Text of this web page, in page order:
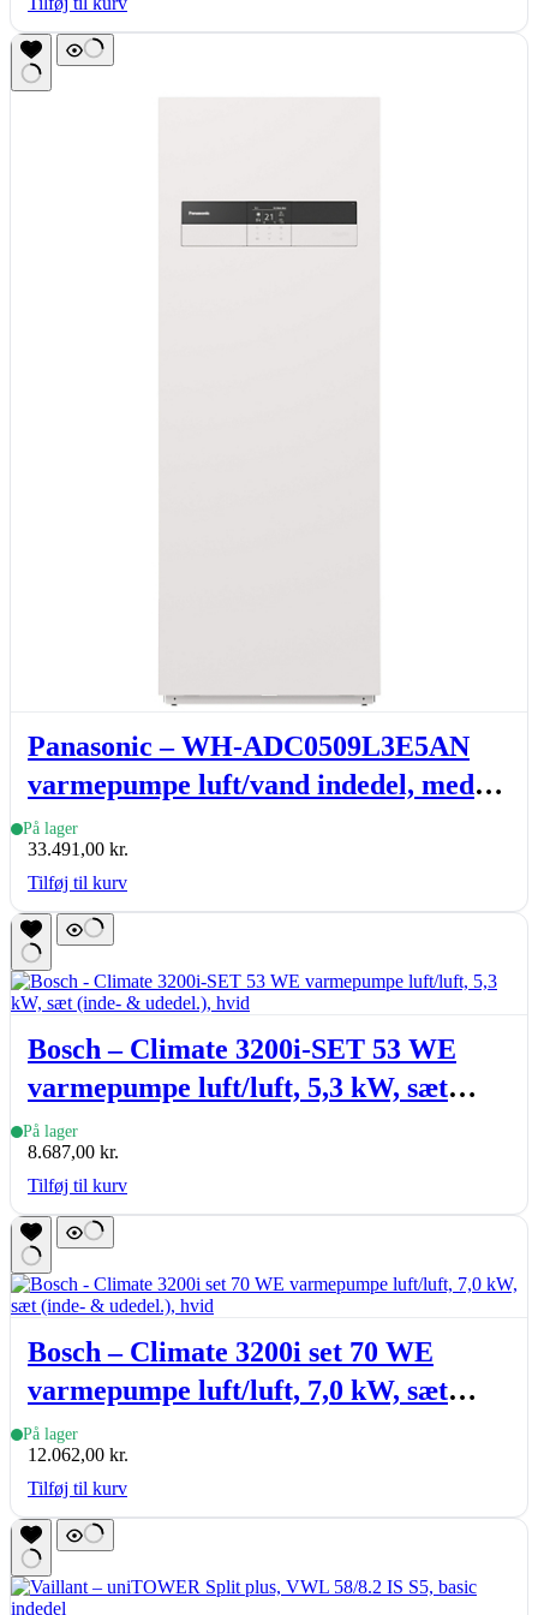
Panasonic – WH-ADC0509L3E5AN
varmepumpe luft/vand indedel, med
VVB 185l, L-gen., R290, 5-9 kW
På lager
33.491,00 kr.
Tilføj til kurv
Bosch – Climate 3200i-SET 53 WE
varmepumpe luft/luft, 5,3 kW, sæt
(inde- & udedel.), hvid
På lager
8.687,00 kr.
Tilføj til kurv
Bosch – Climate 3200i set 70 WE
varmepumpe luft/luft, 7,0 kW, sæt
(inde- & udedel.), hvid
På lager
12.062,00 kr.
Tilføj til kurv